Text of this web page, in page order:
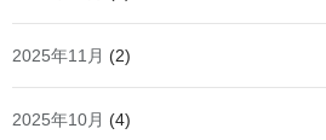
2025年11月 (2)
2025年10月 (4)